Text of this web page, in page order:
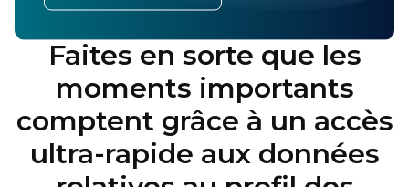
Partenaires
Ressources
Société
Faites en sorte que les
moments importants
comptent grâce à un accès
ultra-rapide aux données